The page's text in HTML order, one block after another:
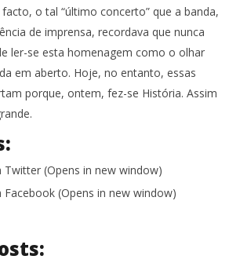
o tal “último concerto” que a banda,
de imprensa, recordava que nunca
ler-se esta homenagem como o olhar
em aberto. Hoje, no entanto, essas
porque, ontem, fez-se História. Assim
Twitter (Opens in new window)
Facebook (Opens in new window)